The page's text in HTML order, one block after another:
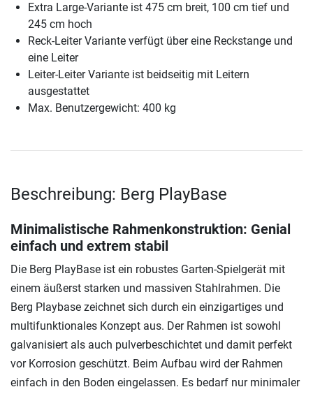
Extra Large-Variante ist 475 cm breit, 100 cm tief und
245 cm hoch
Reck-Leiter Variante verfügt über eine Reckstange und
eine Leiter
Leiter-Leiter Variante ist beidseitig mit Leitern
ausgestattet
Max. Benutzergewicht: 400 kg
Beschreibung: Berg PlayBase
Minimalistische Rahmenkonstruktion: Genial
einfach und extrem stabil
Die Berg PlayBase ist ein robustes Garten-Spielgerät mit
einem äußerst starken und massiven Stahlrahmen. Die
Berg Playbase zeichnet sich durch ein einzigartiges und
multifunktionales Konzept aus. Der Rahmen ist sowohl
galvanisiert als auch pulverbeschichtet und damit perfekt
vor Korrosion geschützt. Beim Aufbau wird der Rahmen
einfach in den Boden eingelassen. Es bedarf nur minimaler